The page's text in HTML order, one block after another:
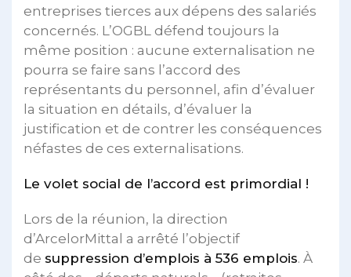
entreprises tierces aux dépens des salariés
concernés. L’OGBL défend toujours la
même position : aucune externalisation ne
pourra se faire sans l’accord des
représentants du personnel, afin d’évaluer
la situation en détails, d’évaluer la
justification et de contrer les conséquences
néfastes de ces externalisations.
Le volet social de l’accord est primordial !
Lors de la réunion, la direction
d’ArcelorMittal a arrêté l’objectif
de suppression d’emplois à 536 emplois. À